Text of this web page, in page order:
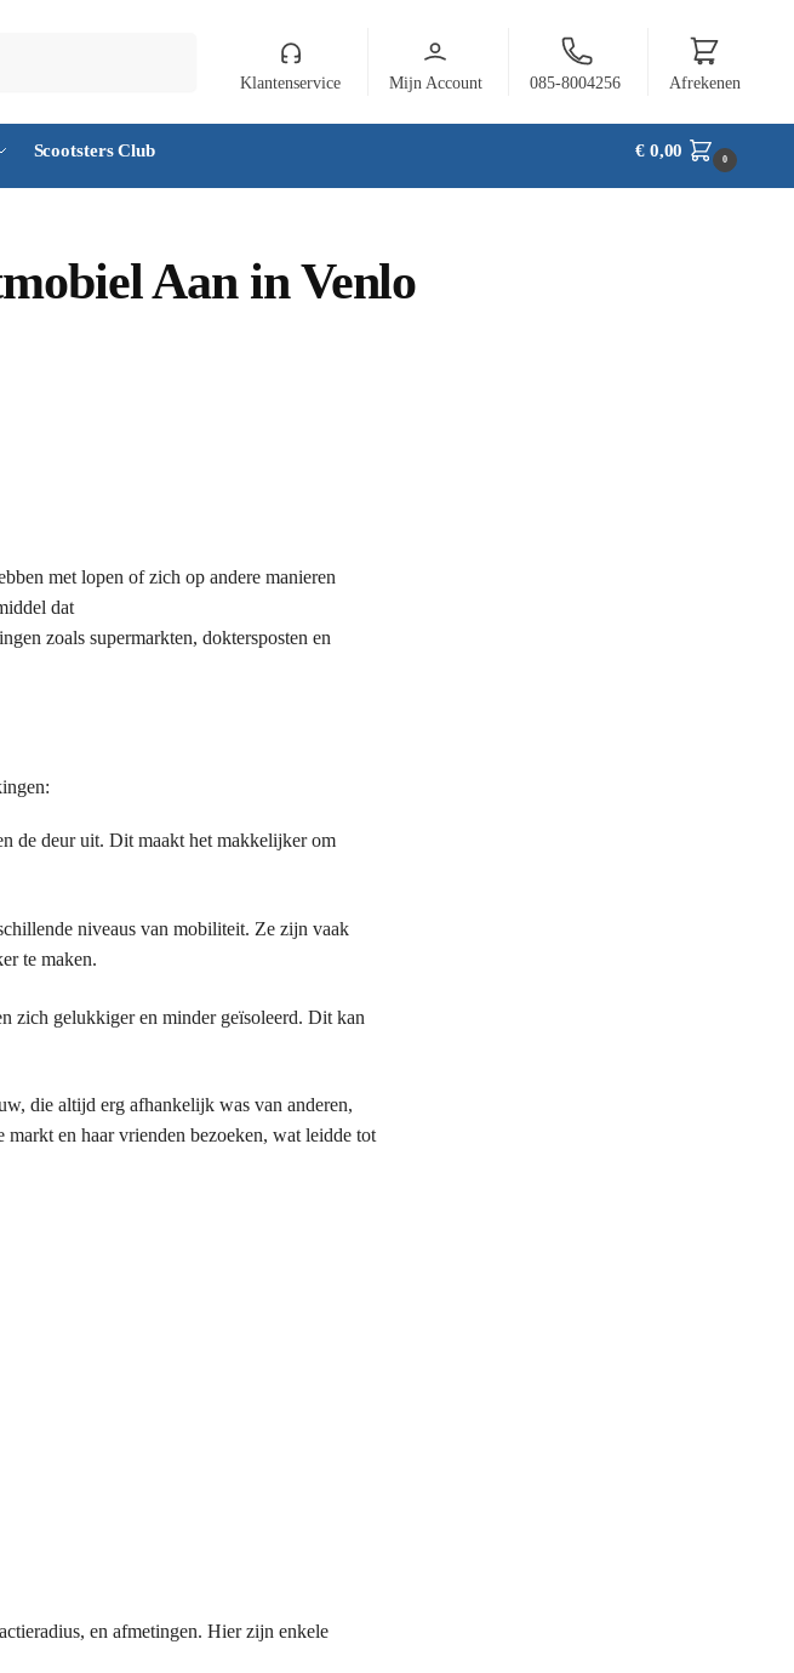
Klantenservice Mijn Account 085-8004256 Afrekenen
Scootsters Club €0,00 0
Aan in Venlo
met lopen of zich op andere manieren
dat
zoals supermarkten, doktersposten en
de deur uit. Dit maakt het makkelijker om
niveaus van mobiliteit. Ze zijn vaak
te maken.
zich gelukkiger en minder geïsoleerd. Dit kan
die altijd erg afhankelijk was van anderen,
en haar vrienden bezoeken, wat leidde tot
en afmetingen. Hier zijn enkele